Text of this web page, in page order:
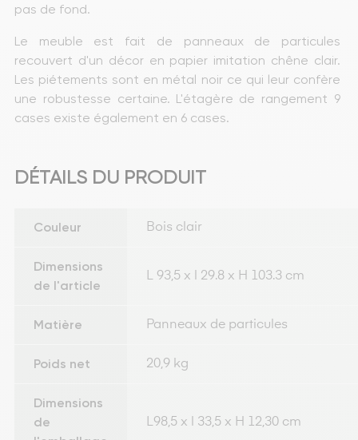
pas de fond.
Le meuble est fait de panneaux de particules
recouvert d'un décor en papier imitation chêne clair.
Les piétements sont en métal noir ce qui leur confère
une robustesse certaine. L'étagère de rangement 9
cases existe également en 6 cases.
DÉTAILS DU PRODUIT
Couleur Bois clair
Dimensions
de l'article
L 93,5 x l 29.8 x H 103.3 cm
Matière Panneaux de particules
Poids net 20,9 kg
Dimensions
de
L98,5 x l 33,5 x H 12,30 cm